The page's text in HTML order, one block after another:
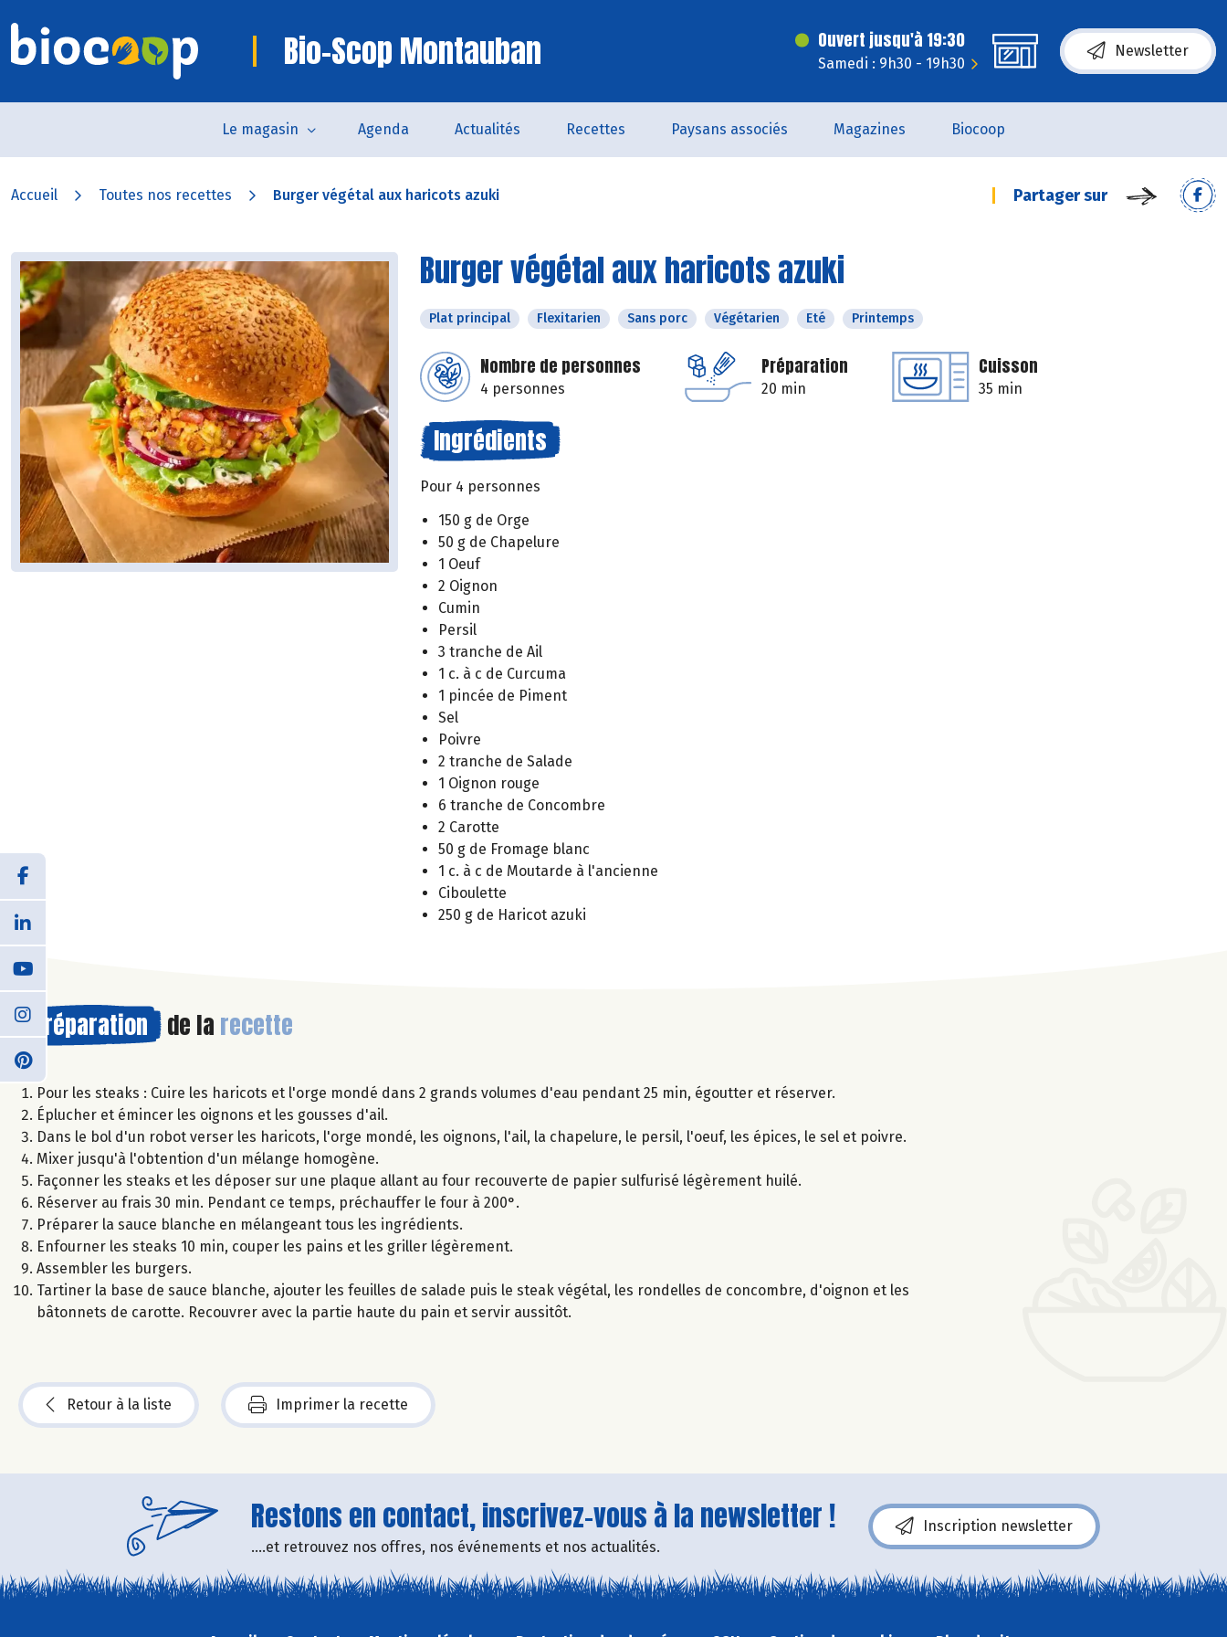
Bio-Scop Montauban Ouvert jusqu'à 19:30
Samedi : 9h30 - 19h30
Newsletter
Le magasin Agenda Actualités Recettes Paysans associés Magazines Biocoop
Accueil Toutes nos recettes Burger végétal aux haricots azuki Partager sur
Burger végétal aux haricots azuki
Plat principal Flexitarien Sans porc Végétarien Eté Printemps
Nombre de personnes
4 personnes
Préparation
20 min
Cuisson
35 min
Ingrédients
Pour 4 personnes
150 g de Orge
50 g de Chapelure
1 Oeuf
2 Oignon
Cumin
Persil
3 tranche de Ail
1 c. à c de Curcuma
1 pincée de Piment
Sel
Poivre
2 tranche de Salade
1 Oignon rouge
6 tranche de Concombre
2 Carotte
50 g de Fromage blanc
1 c. à c de Moutarde à l'ancienne
Ciboulette
250 g de Haricot azuki
Préparation de la recette
Pour les steaks : Cuire les haricots et l'orge mondé dans 2 grands volumes d'eau pendant 25 min, égoutter et réserver.
Éplucher et émincer les oignons et les gousses d'ail.
Dans le bol d'un robot verser les haricots, l'orge mondé, les oignons, l'ail, la chapelure, le persil, l'oeuf, les épices, le sel et poivre.
Mixer jusqu'à l'obtention d'un mélange homogène.
Façonner les steaks et les déposer sur une plaque allant au four recouverte de papier sulfurisé légèrement huilé.
Réserver au frais 30 min. Pendant ce temps, préchauffer le four à 200°.
Préparer la sauce blanche en mélangeant tous les ingrédients.
Enfourner les steaks 10 min, couper les pains et les griller légèrement.
Assembler les burgers.
Tartiner la base de sauce blanche, ajouter les feuilles de salade puis le steak végétal, les rondelles de concombre, d'oignon et les
bâtonnets de carotte. Recouvrer avec la partie haute du pain et servir aussitôt.
Retour à la liste Imprimer la recette
Restons en contact, inscrivez-vous à la newsletter !
....et retrouvez nos offres, nos événements et nos actualités.
Inscription newsletter